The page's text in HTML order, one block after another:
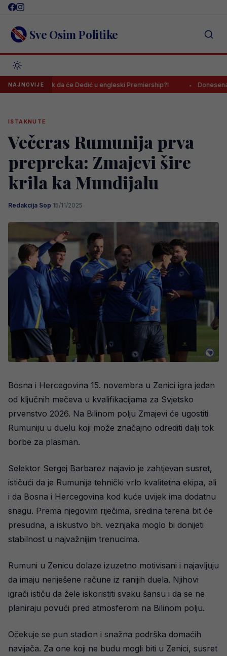
Skip
content Sve Osim Politike
NAJNOVIJE
znak da će Dedić u engleski Premiership?! Donesena
ISTAKNUTE
Večeras Rumunija prva
prepreka: Zmajevi šire
krila ka Mundijalu
Redakcija Sop·15/11/2025
Bosna i Hercegovina 15. novembra u Zenici igra jedan
od ključnih mečeva u kvalifikacijama za Svjetsko
prvenstvo 2026. Na Bilinom polju Zmajevi će ugostiti
Rumuniju u duelu koji može značajno odrediti dalji tok
borbe za plasman.
Selektor Sergej Barbarez najavio je zahtjevan susret,
ističući da je Rumunija tehnički vrlo kvalitetna ekipa, ali
i da Bosna i Hercegovina kod kuće uvijek ima dodatnu
snagu. Prema njegovim riječima, sredina terena bit će
presudna, a iskustvo bh. veznjaka moglo bi donijeti
stabilnost u najvažnijim trenucima.
Rumuni u Zenicu dolaze izuzetno motivisani i najavljuju
da imaju neriješene račune iz ranijih duela. Njihovi
igrači ističu da žele iskoristiti svaku šansu i da se ne
planiraju povući pred atmosferom na Bilinom polju.
Očekuje se pun stadion i snažna podrška domaćih
navijača. Za one koji ne budu mogli biti u Zenici, susret